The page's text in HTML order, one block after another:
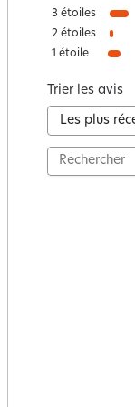
3 étoiles
2 étoiles
1 étoile
Trier les avis